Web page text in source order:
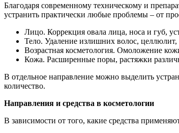
Благодаря современному техническому и
устранить практически любые проблемы – от
Лицо. Коррекция овала лица, носа и губ,
Тело. Удаление излишних волос,
Возрастная косметология. Омоложение
Кожа. Расширенные поры, растяжки
В отдельное направление можно выделить
количество.
Направления и средства в косметологии
В зависимости от того, какие средства